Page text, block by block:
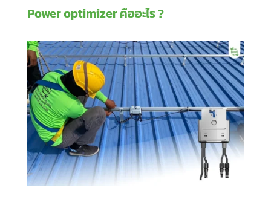
Power optimizer คืออะไร ?